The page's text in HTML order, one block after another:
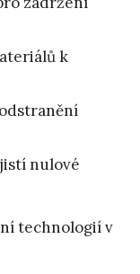
k
nulové
technologií v